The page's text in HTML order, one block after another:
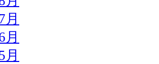
月
月
月